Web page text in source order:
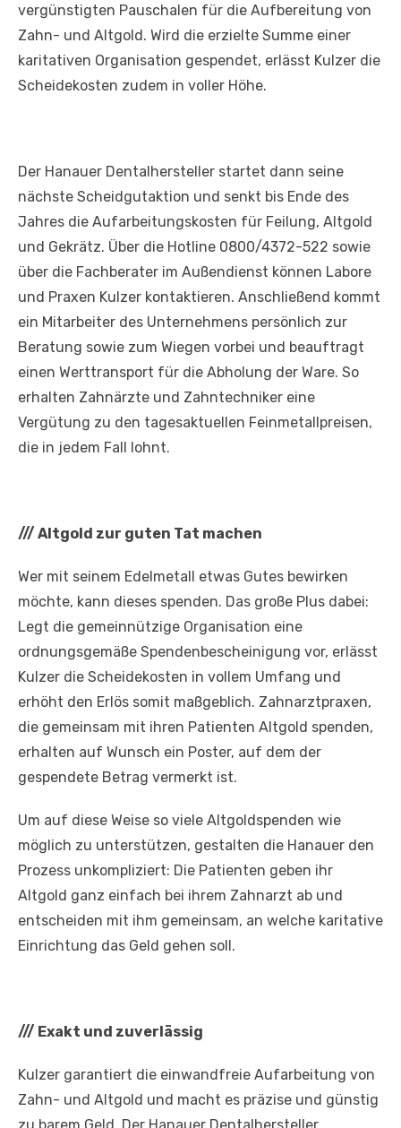
vergünstigten Pauschalen für die Aufbereitung von
Zahn- und Altgold. Wird die erzielte Summe einer
karitativen Organisation gespendet, erlässt Kulzer die
Scheidekosten zudem in voller Höhe.
Der Hanauer Dentalhersteller startet dann seine
nächste Scheidgutaktion und senkt bis Ende des
Jahres die Aufarbeitungskosten für Feilung, Altgold
und Gekrätz. Über die Hotline 0800/4372-522 sowie
über die Fachberater im Außendienst können Labore
und Praxen Kulzer kontaktieren. Anschließend kommt
ein Mitarbeiter des Unternehmens persönlich zur
Beratung sowie zum Wiegen vorbei und beauftragt
einen Werttransport für die Abholung der Ware. So
erhalten Zahnärzte und Zahntechniker eine
Vergütung zu den tagesaktuellen Feinmetallpreisen,
die in jedem Fall lohnt.
/// Altgold zur guten Tat machen
Wer mit seinem Edelmetall etwas Gutes bewirken
möchte, kann dieses spenden. Das große Plus dabei:
Legt die gemeinnützige Organisation eine
ordnungsgemäße Spendenbescheinigung vor, erlässt
Kulzer die Scheidekosten in vollem Umfang und
erhöht den Erlös somit maßgeblich. Zahnarztpraxen,
die gemeinsam mit ihren Patienten Altgold spenden,
erhalten auf Wunsch ein Poster, auf dem der
gespendete Betrag vermerkt ist.
Um auf diese Weise so viele Altgoldspenden wie
möglich zu unterstützen, gestalten die Hanauer den
Prozess unkompliziert: Die Patienten geben ihr
Altgold ganz einfach bei ihrem Zahnarzt ab und
entscheiden mit ihm gemeinsam, an welche karitative
Einrichtung das Geld gehen soll.
/// Exakt und zuverlässig
Kulzer garantiert die einwandfreie Aufarbeitung von
Zahn- und Altgold und macht es präzise und günstig